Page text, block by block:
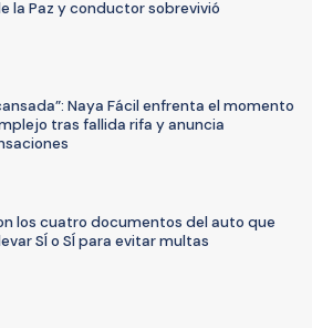
la Paz y conductor sobrevivió
Naya Fácil enfrenta el momento
tras fallida rifa y anuncia
los cuatro documentos del auto que
SÍ o SÍ para evitar multas